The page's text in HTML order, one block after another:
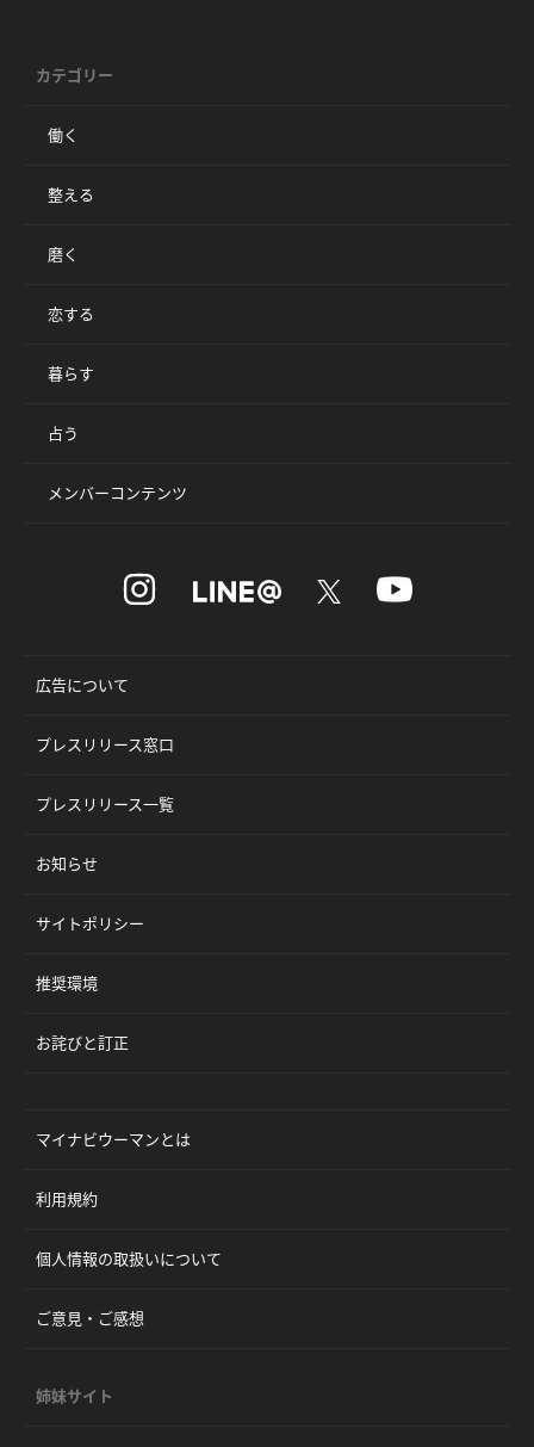
カテゴリー
働く
整える
磨く
恋する
暮らす
占う
メンバーコンテンツ
広告について
プレスリリース窓口
プレスリリース一覧
お知らせ
サイトポリシー
推奨環境
お詫びと訂正
マイナビウーマンとは
利用規約
個人情報の取扱いについて
ご意見・ご感想
姉妹サイト